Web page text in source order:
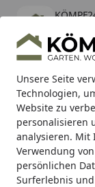
Unsere Seite
Technologien,
Website zu
personalisieren
analysieren. Mit
Verwendung
persönlichen
Surferlebnis
kostenlos -
Alle Produkte
Mein Konto
Suchen
Karibu Pools